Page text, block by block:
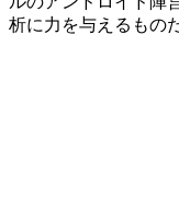
析に力を与えるもの